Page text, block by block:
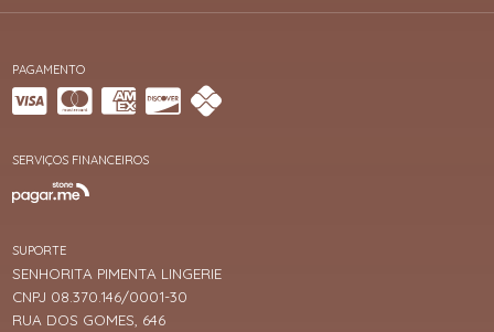
PAGAMENTO
SERVIÇOS FINANCEIROS
SUPORTE
SENHORITA PIMENTA LINGERIE
CNPJ 08.370.146/0001-30
RUA DOS GOMES, 646